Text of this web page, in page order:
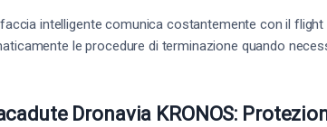
intelligente comunica costantemente con il
le procedure di terminazione quando
Dronavia KRONOS: